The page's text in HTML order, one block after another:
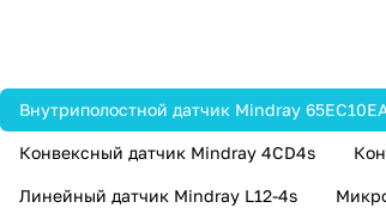
Конвексный датчик Mindray 4CD4s
Линейный датчик Mindray L12-4s
Внутриполостной датчик Mindray